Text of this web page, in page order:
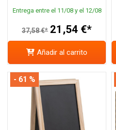
Entrega entre el 11/08 y el 12/08
37,58 €* 21,54 €*
Añadir al carrito
- 61 %